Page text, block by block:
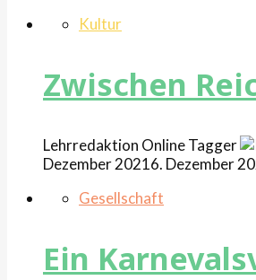
Kultur
Zwischen
Lehrredaktion OnlineTagger
Dezember 20216. Dezember
Gesellschaft
Ein